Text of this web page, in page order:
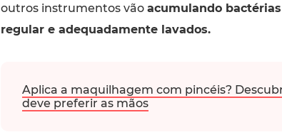
outros instrumentos vão acumulando
regular e adequadamente lavados.
Aplica a maquilhagem com pincéis?
deve preferir as mãos